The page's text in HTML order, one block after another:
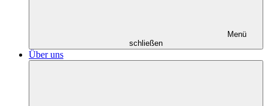
Menü
schließen
Über uns